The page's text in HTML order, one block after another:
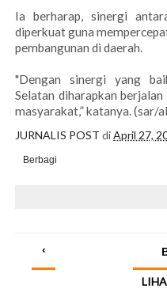
Ia berharap, sinergi
diperkuat guna
pembangunan di daerah.
"Dengan sinergi yang
Selatan diharapkan
masyarakat,” katanya. (sar/
JURNALIS POST diApril 27,
Berbagi
‹